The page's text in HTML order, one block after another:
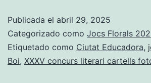
Publicada el abril 29, 2025
Categorizado como Jocs Florals
Etiquetado como Ciutat Educadora,
Boi, XXXV concurs literari cartells